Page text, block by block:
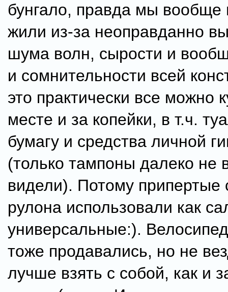
бунгало, правда мы вообще
жили из-за неоправданно
шума волн, сырости и
и сомнительности всей
это практически все можно
месте и за копейки, в т.ч.
бумагу и средства личной
(только тампоны далеко не
видели). Потому припертые
рулона использовали как
универсальные:).
тоже продавались, но не
лучше взять с собой, как и